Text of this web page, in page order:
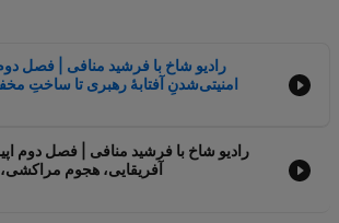
امنیتی‌شدنِ آفتابهٔ رهبری تا ساختِ
آفریقایی، هجوم